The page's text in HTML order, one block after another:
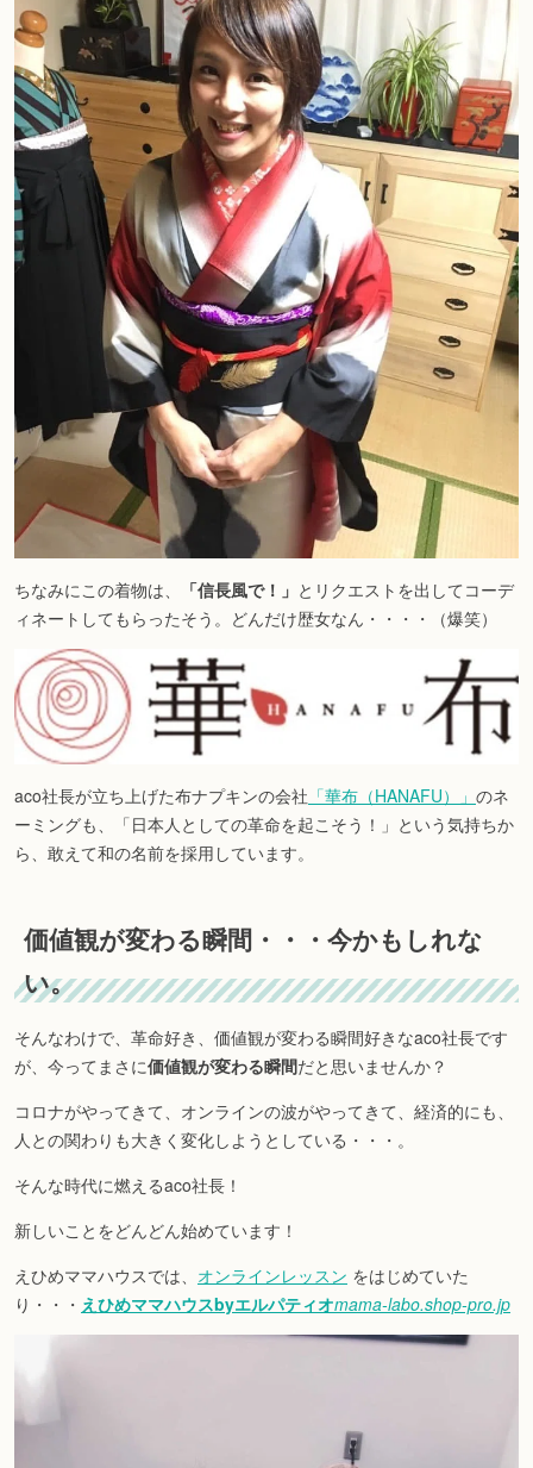
ちなみにこの着物は、 「信長風で！」 とリクエストを出してコーデ
ィネートしてもらったそう。どんだけ歴女なん・・・・（爆笑）
aco社長が立ち上げた布ナプキンの会社 「華布（HANAFU）」 のネ
ーミングも、「日本人としての革命を起こそう！」という気持ちか
ら、敢えて和の名前を採用しています。
価値観が変わる瞬間・・・今かもしれな
い。
そんなわけで、革命好き、価値観が変わる瞬間好きなaco社長です
が、今ってまさに価値観が変わる瞬間だと思いませんか？
コロナがやってきて、オンラインの波がやってきて、経済的にも、
人との関わりも大きく変化しようとしている・・・。
そんな時代に燃えるaco社長！
新しいことをどんどん始めています！
えひめママハウスでは、 オンラインレッスン をはじめていた
り・・・ えひめママハウスbyエルパティオmama-labo.shop-pro.jp